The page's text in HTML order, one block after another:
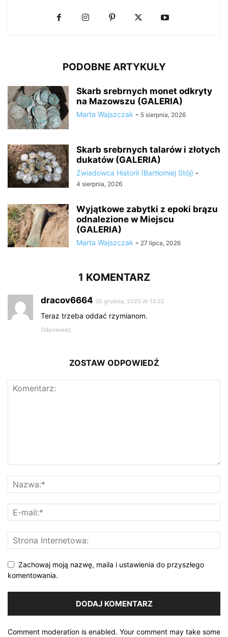
PODOBNE ARTYKUŁY
Skarb srebrnych monet odkryty
na Mazowszu (GALERIA)
Marta Wajszczak - 5 sierpnia, 2026
Skarb srebrnych talarów i złotych
dukatów (GALERIA)
Zwiadowca Historii (Bartłomiej Stój) -
4 sierpnia, 2026
Wyjątkowe zabytki z epoki brązu
odnalezione w Miejscu
(GALERIA)
Marta Wajszczak - 27 lipca, 2026
1 KOMENTARZ
dracov6664 30 grudnia, 2020 At 13:32
Teraz trzeba oddać rzymianom.
Odpowiedz
ZOSTAW ODPOWIEDŹ
Zachowaj moją nazwę, maila i ustawienia do przyszłego
komentowania.
Comment moderation is enabled. Your comment may take some